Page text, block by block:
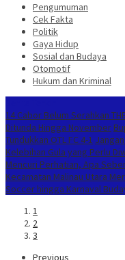
Pengumuman
Cek Fakta
Politik
Gaya Hidup
Sosial dan Budaya
Otomotif
Hukum dan Kriminal
14 Cabor Belum Serahkan
Ditunda Hingga November
Tundukkan OTL FC 4-1
Kelebihan Gula yang Perlu
Mencuri Perhatian, Apa
Kecamatan Malinau Utara
Soccer hingga Karnaval
1
2
3
Previous